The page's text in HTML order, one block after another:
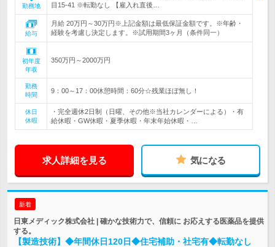
勤務地
目15-41 ※転勤なし 【雇入れ直後…
給与
月給 20万円～30万円※上記金額は最低保証金額です。※年齢・
経験を考慮し決定します。※試用期間3ヶ月（条件同一）
初年度
年収
350万円～2000万円
勤務
時間
9：00～17：00休憩時間：60分☆残業ほぼ無し！
休日
休暇
・完全週休2日制（日曜、その他※当社カレンダーによる）・有
給休暇・GW休暇・夏季休暇・年末年始休暇・…
求人詳細を見る 気になる
新着
日東メディック株式会社 | 確かな技術力で、信頼に お応えする医薬品を提供
する。
【製造技術】◆年間休日120日◆住宅補助・社宅有◆転勤なし